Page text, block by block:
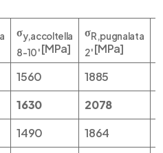
σy,accoltella
8-10′[MPa]
σR,pugnalata
2′[MPa]
1560 1885
1630 2078
1490 1864